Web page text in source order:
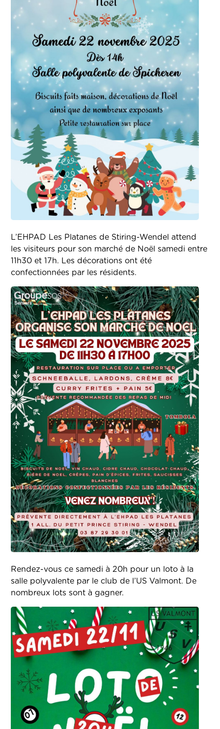
L’EHPAD Les Platanes de Stiring-Wendel attend
les visiteurs pour son marché de Noël samedi entre
11h30 et 17h. Les décorations ont été
confectionnées par les résidents.
Rendez-vous ce samedi à 20h pour un loto à la
salle polyvalente par le club de l’US Valmont. De
nombreux lots sont à gagner.